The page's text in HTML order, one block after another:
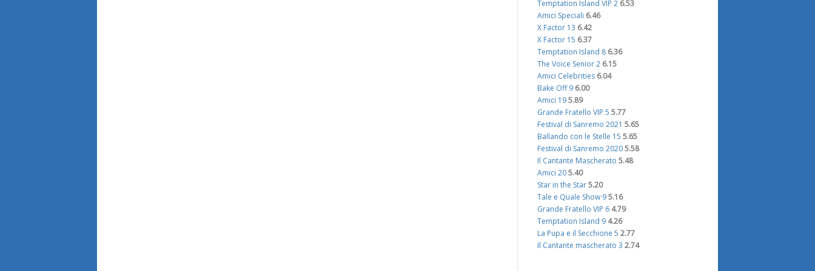
Temptation Island VIP 2 6.53
Amici Speciali 6.46
X Factor 13 6.42
X Factor 15 6.37
Temptation Island 8 6.36
The Voice Senior 2 6.15
Amici Celebrities 6.04
Bake Off 9 6.00
Amici 19 5.89
Grande Fratello VIP 5 5.77
Festival di Sanremo 2021 5.65
Ballando con le Stelle 15 5.65
Festival di Sanremo 2020 5.58
Il Cantante Mascherato 5.48
Amici 20 5.40
Star in the Star 5.20
Tale e Quale Show 9 5.16
Grande Fratello VIP 6 4.79
Temptation Island 9 4.26
La Pupa e il Secchione 5 2.77
Il Cantante mascherato 3 2.74